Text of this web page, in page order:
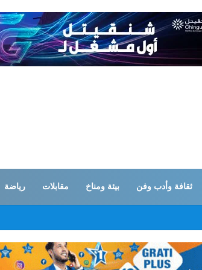
ثقافة وأدب وفن بيئة ومناخ مقابلات رياضة
اليمنية تستهدف تحشدات سعودية بـ”صحن الجن” في مأرب